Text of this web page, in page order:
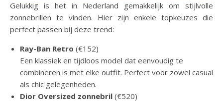
Gelukkig is het in Nederland gemakkelijk om stijlvolle
zonnebrillen te vinden. Hier zijn enkele topkeuzes die
perfect passen bij deze trend:
Ray-Ban Retro (€152)
Een klassiek en tijdloos model dat eenvoudig te
combineren is met elke outfit. Perfect voor zowel casual
als chic gelegenheden.
Dior Oversized zonnebril (€520)